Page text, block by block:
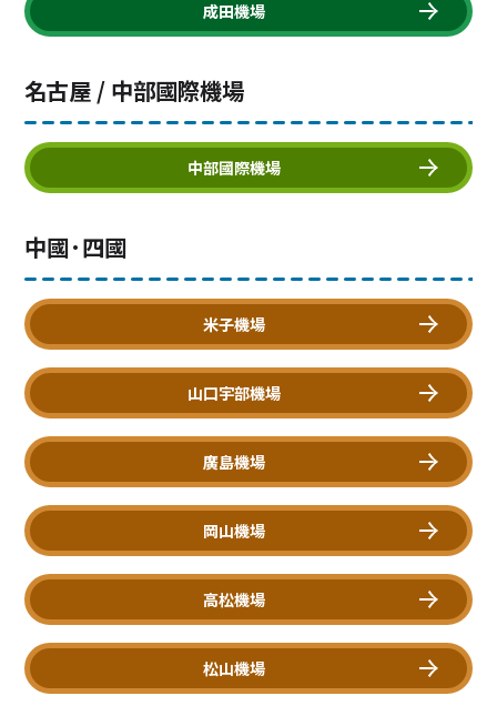
成田機場
名古屋 / 中部國際機場
中部國際機場
中國·四國
米子機場
山口宇部機場
廣島機場
岡山機場
高松機場
松山機場